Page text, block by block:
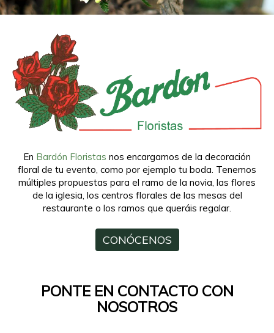
En Bardón Floristas nos encargamos de la decoración
floral de tu evento, como por ejemplo tu boda. Tenemos
múltiples propuestas para el ramo de la novia, las flores
de la iglesia, los centros florales de las mesas del
restaurante o los ramos que queráis regalar.
CONÓCENOS
PONTE EN CONTACTO CON
NOSOTROS